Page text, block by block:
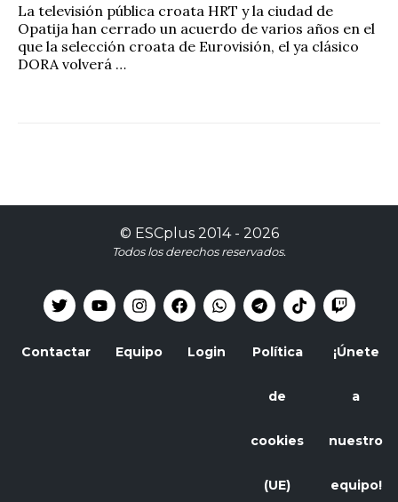
La televisión pública croata HRT y la ciudad de
Opatija han cerrado un acuerdo de varios años en el
que la selección croata de Eurovisión, el ya clásico
DORA volverá …
© ESCplus2014 - 2026
Todos los derechos reservados.
Contactar Equipo Login Política
de
cookies
(UE)
¡Únete
a
nuestro
equipo!